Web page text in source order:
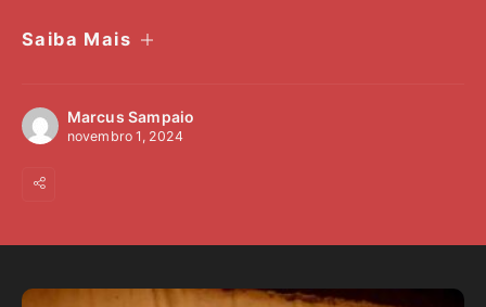
Saiba Mais
Marcus Sampaio
novembro 1, 2024